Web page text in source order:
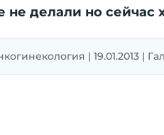
делали но сейчас
| 19.01.2013 |